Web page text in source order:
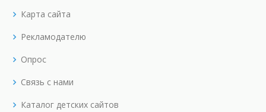
Карта сайта
Рекламодателю
Опрос
Связь с нами
Каталог детских сайтов